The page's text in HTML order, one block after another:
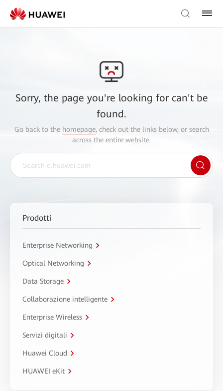
Sorry, the page you're looking for can't be
found.
Go back to the homepage, check out the links below, or search
across the entire website.
Prodotti
Enterprise Networking
Optical Networking
Data Storage
Collaborazione intelligente
Enterprise Wireless
Servizi digitali
Huawei Cloud
HUAWEI eKit